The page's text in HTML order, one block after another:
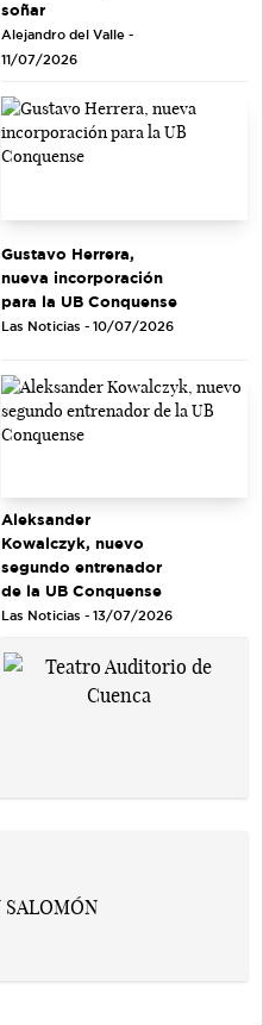
soñar
Alejandro del Valle -
11/07/2026
Gustavo Herrera,
nueva incorporación
para la UB Conquense
Las Noticias - 10/07/2026
Aleksander
Kowalczyk, nuevo
segundo entrenador
de la UB Conquense
Las Noticias - 13/07/2026